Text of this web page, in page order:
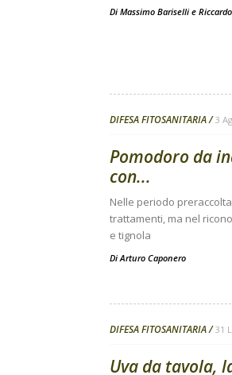
Di Massimo Bariselli e
DIFESA FITOSANITARIA 3
Pomodoro da
con...
Nelle periodo
trattamenti, ma nel
e tignola
DiArturo Caponero
DIFESA FITOSANITARIA 31
Uva da tavola,